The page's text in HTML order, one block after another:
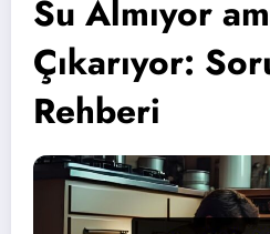
Su Almıyor
Çıkarıyor:
Rehberi